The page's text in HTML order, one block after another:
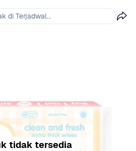
tidak tersedia
di Terjadwal...